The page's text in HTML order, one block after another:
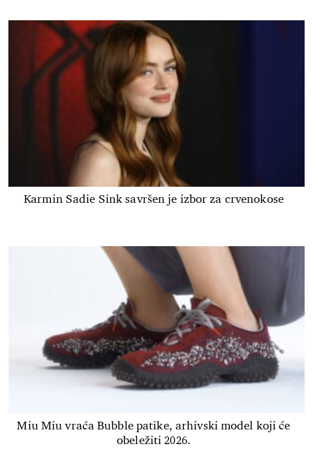
Karmin Sadie Sink savršen je izbor za crvenokose
Miu Miu vraća Bubble patike, arhivski model koji će
obeležiti 2026.